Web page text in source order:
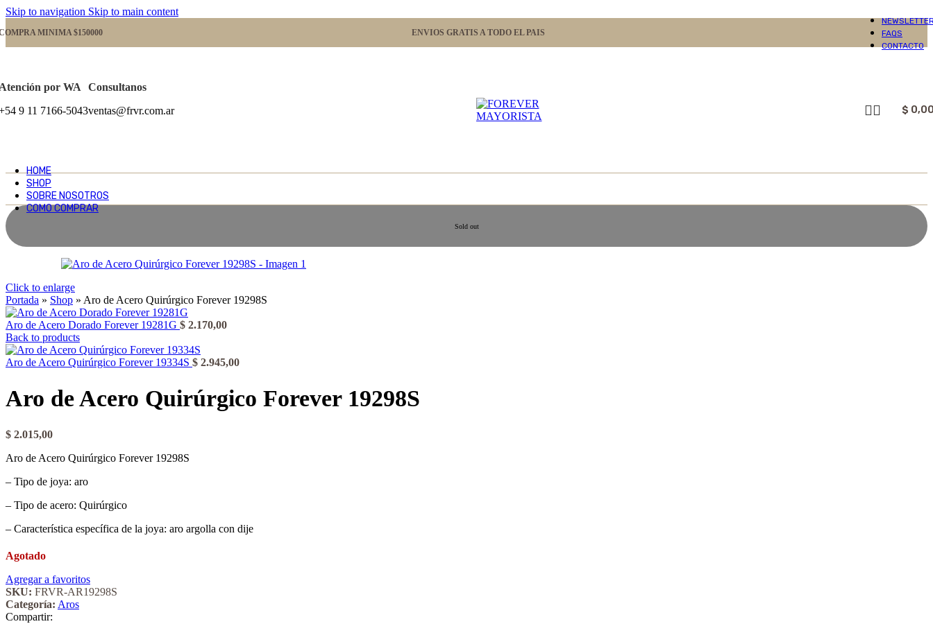
Skip to navigation Skip to main content
MINIMA $150000 ENVIOS GRATIS A TODO EL PAIS
FAQS
CONTACTO
por WA
9 11 7166-5043
Consultanos
ventas@frvr.com.ar
$
HOME
SHOP
SOBRE NOSOTROS
COMO COMPRAR
Sold out
Click to enlarge
Portada » Shop » Aro de Acero Quirúrgico Forever 19298S
Aro de Acero Dorado Forever 19281G $ 2.170,00
Back to products
Aro de Acero Quirúrgico Forever 19334S $ 2.945,00
Aro de Acero Quirúrgico Forever 19298S
$ 2.015,00
Aro de Acero Quirúrgico Forever 19298S
– Tipo de joya: aro
– Tipo de acero: Quirúrgico
– Característica específica de la joya: aro argolla con dije
Agotado
Agregar a favoritos
SKU: FRVR-AR19298S
Categoría: Aros
Compartir: